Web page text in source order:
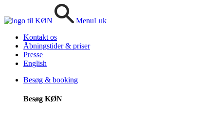
MenuLuk
Kontakt os
Åbningstider & priser
Presse
English
Besøg & booking
Besøg KØN